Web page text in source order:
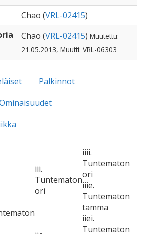
Chao (VRL-02415)
Chao (VRL-02415) Muutettu:
21.05.2013, Muutti: VRL-06303
Palkinnot
Ominaisuudet
iii.
Tuntematon
ori
iiii.
Tuntematon
ori
iiie.
Tuntematon
tamma
iiei.
Tuntematon